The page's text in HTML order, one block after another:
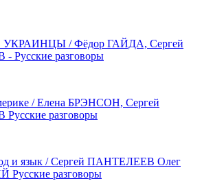
/ Фёдор ГАЙДА, Сергей
разговоры
/ Елена БРЭНСОН, Сергей
разговоры
и язык / Сергей ПАНТЕЛЕЕВ Олег
разговоры